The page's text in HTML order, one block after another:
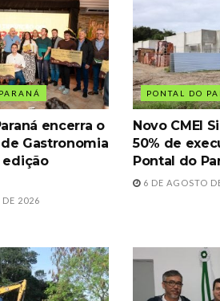
encerra o
de Gastronomia
edição
DE 2026
PONTAL DO
Novo CMEI
50% de
Pontal do
6 DE AGOSTO